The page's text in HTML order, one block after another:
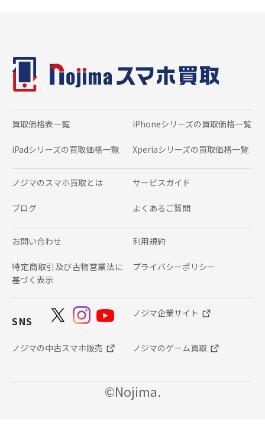
買取価格表一覧 iPhoneシリーズの 買取価格一覧
iPadシリーズの 買取価格一覧 Xperiaシリーズの 買取価格一覧
ノジマのスマホ買取とは サービスガイド
ブログ よくあるご質問
お問い合わせ 利用規約
特定商取引及び古物営業法に
基づく表示
プライバシーポリシー
SNS
ノジマ企業サイト
ノジマの中古スマホ販売 ノジマのゲーム買取
©Nojima.